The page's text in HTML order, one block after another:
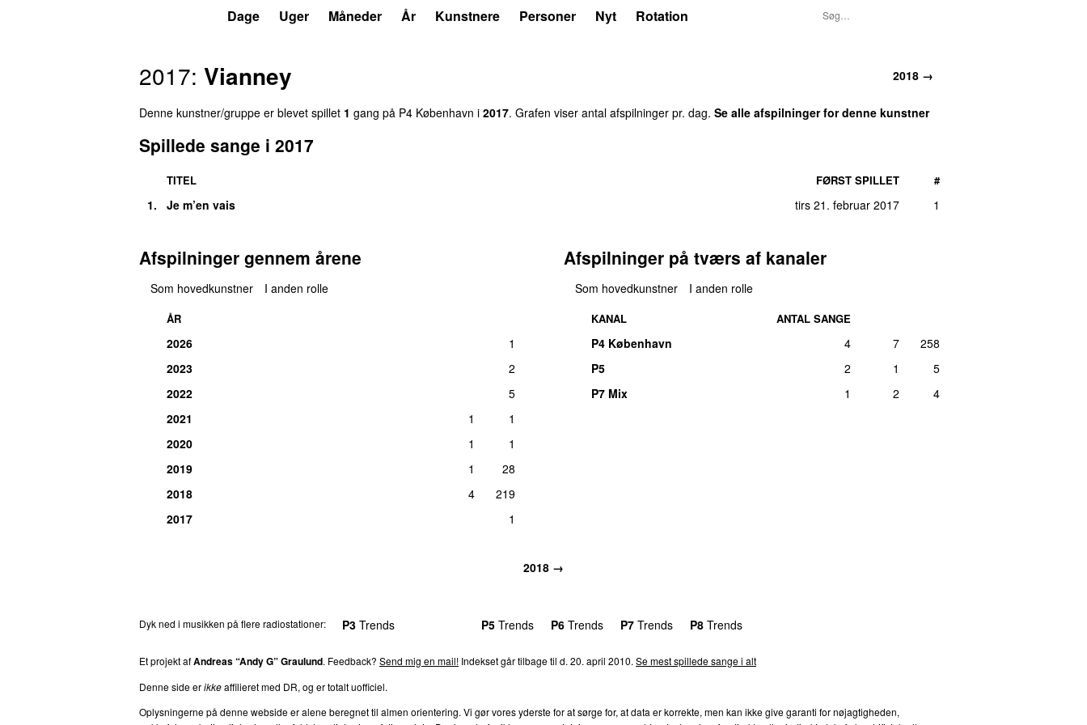
Dage Uger Måneder År Kunstnere Personer Nyt Rotation
2018 →
2017: Vianney
Denne kunstner/gruppe er blevet spillet 1 gang på P4 København i 2017. Grafen viser antal afspilninger pr. dag. Se alle afspilninger for denne kunstner
Spillede sange i 2017
TITEL FØRST SPILLET #
1. Je m’en vais tirs 21. februar 2017 1
Afspilninger gennem årene
Som hovedkunstner I anden rolle
ÅR
2026
1
2023
2
2022
5
2021
1
1
2020
1
1
2019
1
28
2018
4
219
2017
1
Afspilninger på tværs af kanaler
Som hovedkunstner I anden rolle
KANAL ANTAL SANGE
P4 København 4 7
258
P5
2 1
5
P7 Mix
1 2 4
2018 →
Dyk ned i musikken på flere radiostationer: P3 Trends P5 Trends P6 Trends P7 Trends P8 Trends
Et projekt afAndreas “Andy G” Graulund. Feedback? Send mig en mail! Indekset går tilbage til d. 20. april 2010. Se mest spillede sange i alt
Denne side erikkeaffilieret med DR, og er totalt uofficiel.
Oplysningerne på denne webside er alene beregnet til almen orientering. Vi gør vores yderste for at sørge for, at data er korrekte, men kan ikke give garanti for nøjagtigheden,